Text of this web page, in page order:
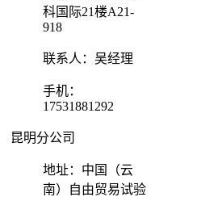
科国际21楼A21-
918
联系人：吴经理
手机：
17531881292
昆明分公司
地址：中国（云
南）自由贸易试验